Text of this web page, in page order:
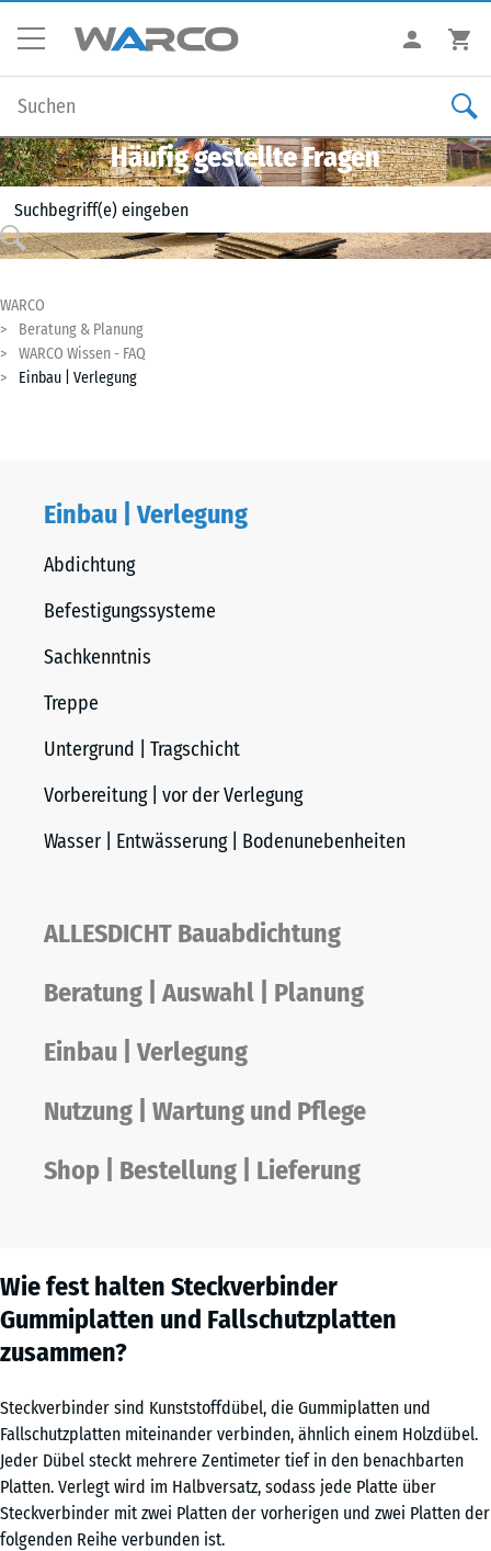
Häufig gestellte Fragen
WARCO
Beratung & Planung
WARCO Wissen - FAQ
Einbau | Verlegung
Einbau | Verlegung
Abdichtung
Befestigungssysteme
Sachkenntnis
Treppe
Untergrund | Tragschicht
Vorbereitung | vor der Verlegung
Wasser | Entwässerung | Bodenunebenheiten
ALLESDICHT Bauabdichtung
Beratung | Auswahl | Planung
Einbau | Verlegung
Nutzung | Wartung und Pflege
Shop | Bestellung | Lieferung
Wie fest halten Steckverbinder
Gummiplatten und Fallschutzplatten
zusammen?
Steckverbinder sind Kunststoffdübel, die Gummiplatten und
Fallschutzplatten miteinander verbinden, ähnlich einem Holzdübel.
Jeder Dübel steckt mehrere Zentimeter tief in den benachbarten
Platten. Verlegt wird im Halbversatz, sodass jede Platte über
Steckverbinder mit zwei Platten der vorherigen und zwei Platten der
folgenden Reihe verbunden ist.